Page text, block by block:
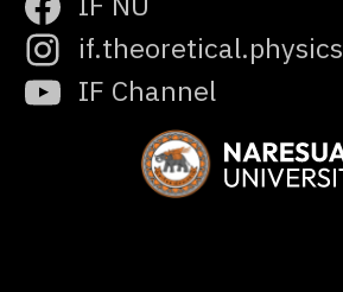
if.theoretical.physics
IF Channel